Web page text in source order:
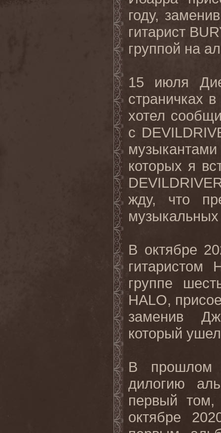
году,
гитарист
группой на
15 июля
страничках
хотел
с
которых я
жду, что
музыкальных
В октябре
группе
HALO,
заменив
который
В прошлом
дилогию
первый
октябре